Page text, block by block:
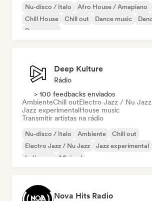
Nu-disco / Italo Afro House / Amapiano
Chill House
Chill out Dance music
Dream pop
Deep Kulture
Rádio
> 100 feedbacks enviados
AmbienteChill outElectro Jazz / Nu Jazz
Jazz experimentalHouse music
Transmitir artistas na rádio
Nu-disco / Italo Ambiente
Chill out
Electro Jazz / Nu Jazz
Jazz experimental
Indie pop
Minimal
Nova Hits Radio